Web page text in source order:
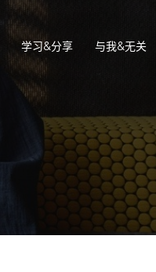
学习&分享 与我&无关